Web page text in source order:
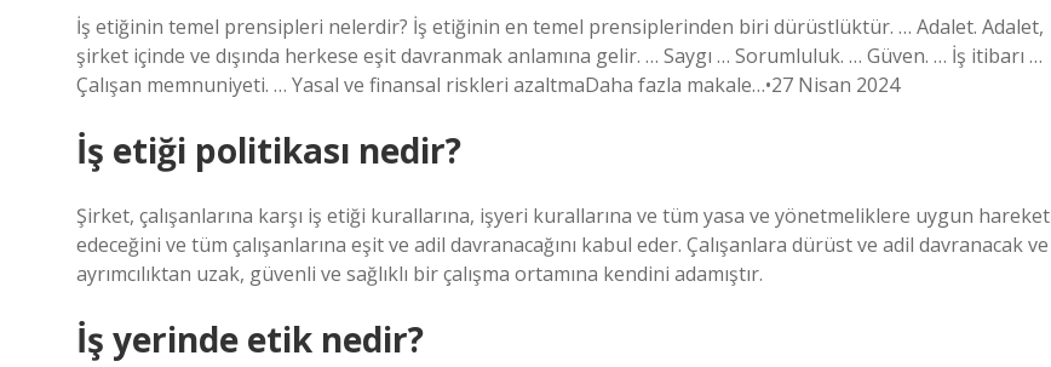
İş etiğinin temel prensipleri nelerdir? İş etiğinin en temel prensiplerinden biri dürüstlüktür. … Adalet. Adalet,
şirket içinde ve dışında herkese eşit davranmak anlamına gelir. … Saygı … Sorumluluk. … Güven. … İş itibarı …
Çalışan memnuniyeti. … Yasal ve finansal riskleri azaltmaDaha fazla makale…•27 Nisan 2024
İş etiği politikası nedir?
Şirket, çalışanlarına karşı iş etiği kurallarına, işyeri kurallarına ve tüm yasa ve yönetmeliklere uygun hareket
edeceğini ve tüm çalışanlarına eşit ve adil davranacağını kabul eder. Çalışanlara dürüst ve adil davranacak ve
ayrımcılıktan uzak, güvenli ve sağlıklı bir çalışma ortamına kendini adamıştır.
İş yerinde etik nedir?